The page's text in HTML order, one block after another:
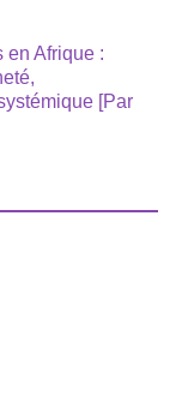
en Afrique :
[Par